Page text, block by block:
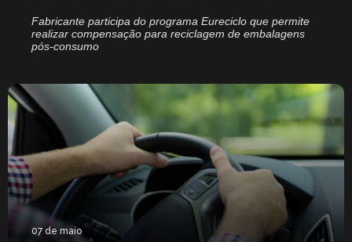
Fabricante participa do programa Eureciclo que permite
realizar compensação para reciclagem de embalagens
pós-consumo
07 de maio